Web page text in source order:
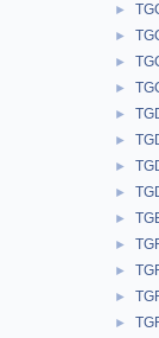
►
►
►
►
►
►
►
►
►
►
►
►
►